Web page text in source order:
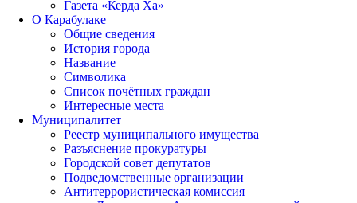
Газета «Керда Ха»
О Карабулаке
Общие сведения
История города
Название
Символика
Список почётных граждан
Интересные места
Муниципалитет
Реестр муниципального имущества
Разъяснение прокуратуры
Городской совет депутатов
Подведомственные организации
Антитеррористическая комиссия